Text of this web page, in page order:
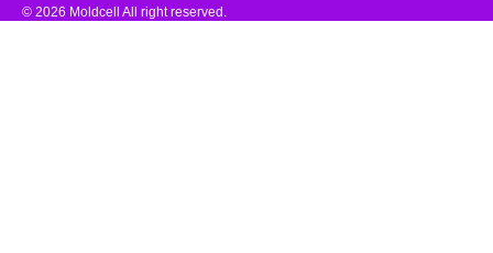
© 2026 Moldcell All right reserved.